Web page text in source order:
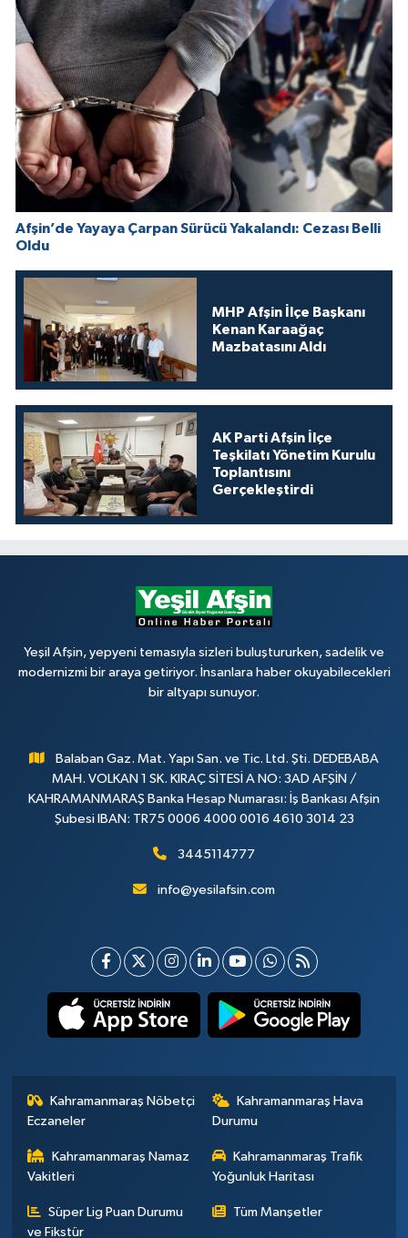
Afşin’de Yayaya Çarpan Sürücü Yakalandı: Cezası Belli
Oldu
MHP Afşin İlçe Başkanı
Kenan Karaağaç
Mazbatasını Aldı
AK Parti Afşin İlçe
Teşkilatı Yönetim Kurulu
Toplantısını
Gerçekleştirdi
Yeşil Afşin, yepyeni temasıyla sizleri buluştururken, sadelik ve
modernizmi bir araya getiriyor. İnsanlara haber okuyabilecekleri
bir altyapı sunuyor.
Balaban Gaz. Mat. Yapı San. ve Tic. Ltd. Şti. DEDEBABA
MAH. VOLKAN 1 SK. KIRAÇ SİTESİ A NO: 3AD AFŞİN /
KAHRAMANMARAŞ Banka Hesap Numarası: İş Bankası Afşin
Şubesi IBAN: TR75 0006 4000 0016 4610 3014 23
3445114777
info@yesilafsin.com
Kahramanmaraş Nöbetçi
Eczaneler
Kahramanmaraş Hava
Durumu
Kahramanmaraş Namaz
Vakitleri
Kahramanmaraş Trafik
Yoğunluk Haritası
Süper Lig Puan Durumu
ve Fikstür
Tüm Manşetler